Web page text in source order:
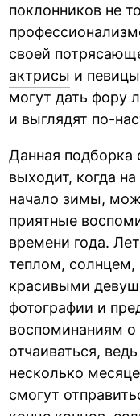
поклонников не
своей
актрисы и
могут дать фору
и выглядят по-
Данная подборка
выходит, когда
начало зимы,
приятные
времени года.
теплом,
красивыми
фотографии и
воспоминаниям о
отчаиваться,
несколько
смогут